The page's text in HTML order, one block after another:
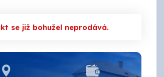
se již bohužel neprodává.